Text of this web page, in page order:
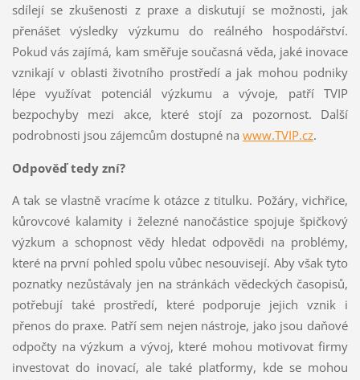
sdílejí se zkušenosti z praxe a diskutují se možnosti, jak
přenášet výsledky výzkumu do reálného hospodářství.
Pokud vás zajímá, kam směřuje současná věda, jaké inovace
vznikají v oblasti životního prostředí a jak mohou podniky
lépe využívat potenciál výzkumu a vývoje, patří TVIP
bezpochyby mezi akce, které stojí za pozornost. Další
podrobnosti jsou zájemcům dostupné na www.TVIP.cz.
Odpověď tedy zní?
A tak se vlastně vracíme k otázce z titulku. Požáry, vichřice,
kůrovcové kalamity i železné nanočástice spojuje špičkový
výzkum a schopnost vědy hledat odpovědi na problémy,
které na první pohled spolu vůbec nesouvisejí. Aby však tyto
poznatky nezůstávaly jen na stránkách vědeckých časopisů,
potřebují také prostředí, které podporuje jejich vznik i
přenos do praxe. Patří sem nejen nástroje, jako jsou daňové
odpočty na výzkum a vývoj, které mohou motivovat firmy
investovat do inovací, ale také platformy, kde se mohou